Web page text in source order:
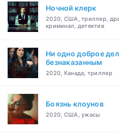
Ночной клерк
2020, США, триллер,
криминал, детектив
Ни одно доброе
безнаказанным
2020, Канада, триллер
Боязнь клоунов
2020, США, ужасы